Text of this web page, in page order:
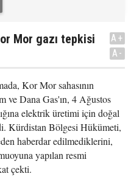
Mor gazı tepkisi
A+
A-
Kor Mor sahasının
ve Dana Gas'ın, 4 Ağustos
elektrik üretimi için doğal
Kürdistan Bölgesi Hükümeti,
haberdar edilmediklerini,
yapılan resmi
çekti.